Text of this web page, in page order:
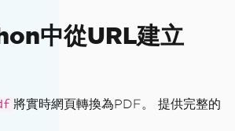
中從URL建立
將實時網頁轉換為PDF。 提供完整的